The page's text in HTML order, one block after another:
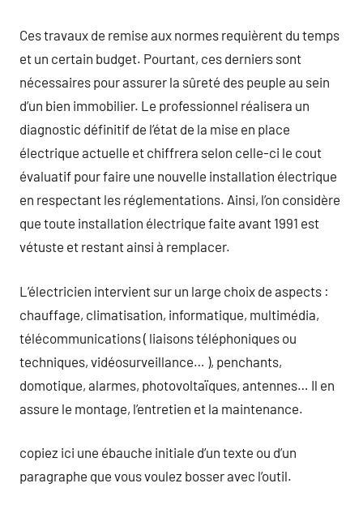
Ces travaux de remise aux normes requièrent du temps
et un certain budget. Pourtant, ces derniers sont
nécessaires pour assurer la sûreté des peuple au sein
d’un bien immobilier. Le professionnel réalisera un
diagnostic définitif de l’état de la mise en place
électrique actuelle et chiffrera selon celle-ci le cout
évaluatif pour faire une nouvelle installation électrique
en respectant les réglementations. Ainsi, l’on considère
que toute installation électrique faite avant 1991 est
vétuste et restant ainsi à remplacer.
L’électricien intervient sur un large choix de aspects :
chauffage, climatisation, informatique, multimédia,
télécommunications ( liaisons téléphoniques ou
techniques, vidéosurveillance… ), penchants,
domotique, alarmes, photovoltaïques, antennes… Il en
assure le montage, l’entretien et la maintenance.
copiez ici une ébauche initiale d’un texte ou d’un
paragraphe que vous voulez bosser avec l’outil.